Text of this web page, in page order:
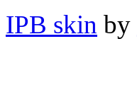
IPB skin by